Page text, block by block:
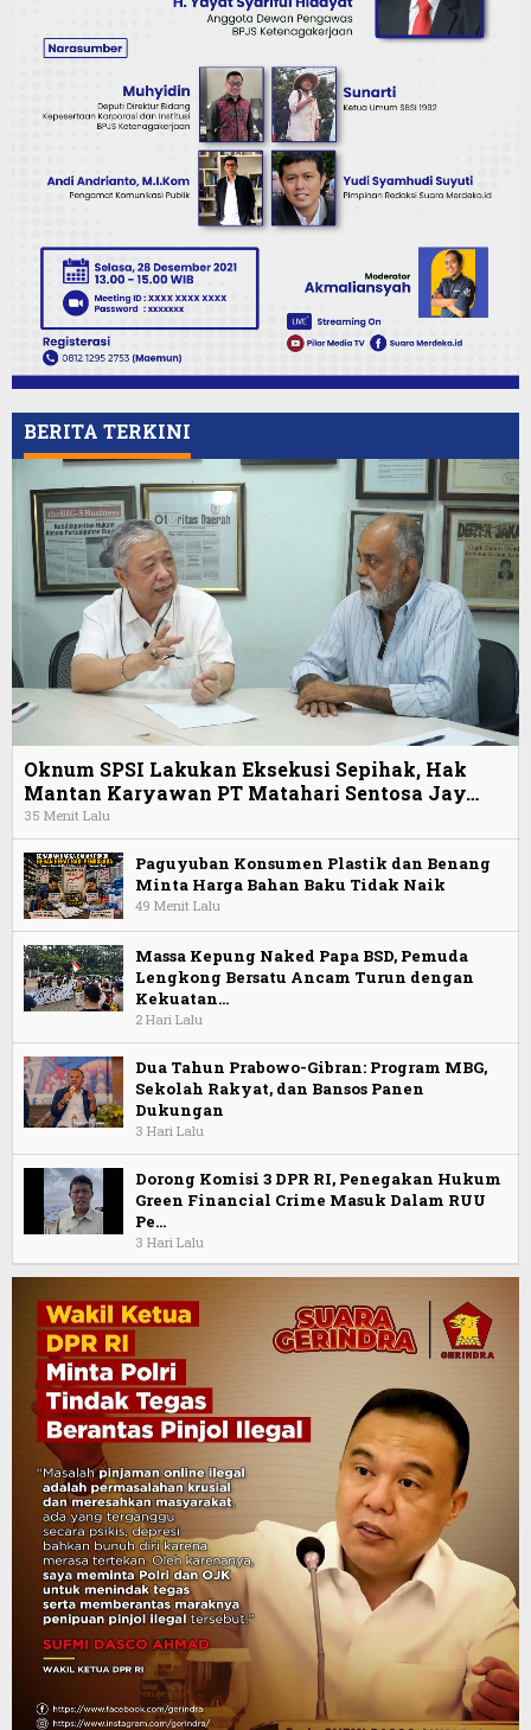
BERITA TERKINI
Oknum SPSI Lakukan Eksekusi Sepihak, Hak
Mantan Karyawan PT Matahari Sentosa Jay…
35 Menit Lalu
Paguyuban Konsumen Plastik dan Benang
Minta Harga Bahan Baku Tidak Naik
49 Menit Lalu
Massa Kepung Naked Papa BSD, Pemuda
Lengkong Bersatu Ancam Turun dengan
Kekuatan…
2 Hari Lalu
Dua Tahun Prabowo-Gibran: Program MBG,
Sekolah Rakyat, dan Bansos Panen
Dukungan
3 Hari Lalu
Dorong Komisi 3 DPR RI, Penegakan Hukum
Green Financial Crime Masuk Dalam RUU
Pe…
3 Hari Lalu